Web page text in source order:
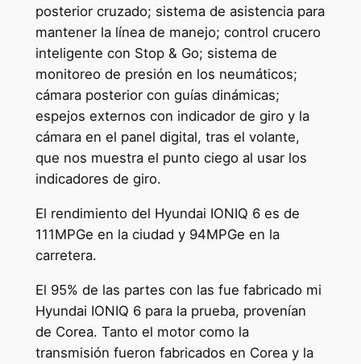
posterior cruzado; sistema de asistencia para
mantener la línea de manejo; control crucero
inteligente con Stop & Go; sistema de
monitoreo de presión en los neumáticos;
cámara posterior con guías dinámicas;
espejos externos con indicador de giro y la
cámara en el panel digital, tras el volante,
que nos muestra el punto ciego al usar los
indicadores de giro.
El rendimiento del Hyundai IONIQ 6 es de
111MPGe en la ciudad y 94MPGe en la
carretera.
El 95% de las partes con las fue fabricado mi
Hyundai IONIQ 6 para la prueba, provenían
de Corea. Tanto el motor como la
transmisión fueron fabricados en Corea y la